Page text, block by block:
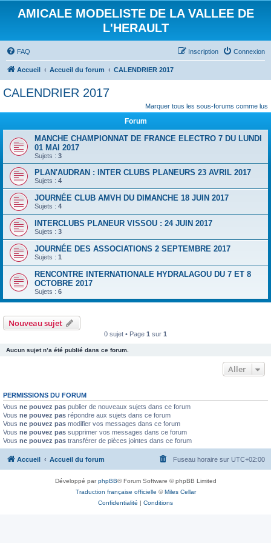
AMICALE MODELISTE DE LA VALLEE DE
L'HERAULT
FAQ Connexion
Inscription
Accueil Accueil du forum CALENDRIER 2017
CALENDRIER 2017
Marquer tous les sous-forums comme lus
Forum
MANCHE CHAMPIONNAT DE FRANCE ELECTRO 7 DU LUNDI
01 MAI 2017
Sujets : 3
PLAN'AUDRAN : INTER CLUBS PLANEURS 23 AVRIL 2017
Sujets : 4
JOURNÉE CLUB AMVH DU DIMANCHE 18 JUIN 2017
Sujets : 4
INTERCLUBS PLANEUR VISSOU : 24 JUIN 2017
Sujets : 3
JOURNÉE DES ASSOCIATIONS 2 SEPTEMBRE 2017
Sujets : 1
RENCONTRE INTERNATIONALE HYDRALAGOU DU 7 ET 8
OCTOBRE 2017
Sujets : 6
Nouveau sujet
0 sujet • Page 1 sur 1
Aucun sujet n’a été publié dans ce forum.
Aller
PERMISSIONS DU FORUM
Vous ne pouvez pas publier de nouveaux sujets dans ce forum
Vous ne pouvez pas répondre aux sujets dans ce forum
Vous ne pouvez pas modifier vos messages dans ce forum
Vous ne pouvez pas supprimer vos messages dans ce forum
Vous ne pouvez pas transférer de pièces jointes dans ce forum
Accueil Accueil du forum Fuseau horaire sur UTC+02:00
Développé parphpBB® Forum Software © phpBB Limited
Traduction française officielle ©Miles Cellar
Confidentialité | Conditions